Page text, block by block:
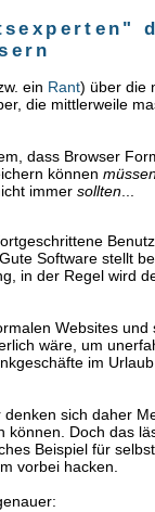
ein Rant) über die
die mittlerweile
dass Browser
können
immersollten
Software stellt
in der Regel wird
Websites
wäre, um
im
sich daher
können. Doch das
Beispiel für
vorbei hacken.